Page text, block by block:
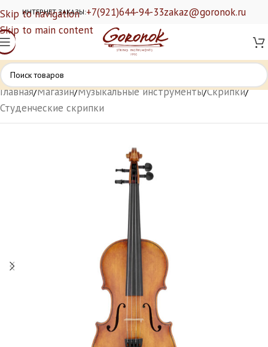
Skip to navigation
Skip to main content
ИНТЕРНЕТ ЗАКАЗЫ:+7(921)644-94-33zakaz@goronok.ru
Главная/Магазин/Музыкальные инструменты/Скрипки/
Студенческие скрипки